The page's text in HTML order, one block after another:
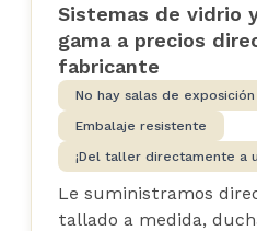
Sistemas de vidrio
gama a precios
fabricante
No hay salas de exposición
Embalaje resistente
¡Del taller directamente a
Le suministramos
tallado a medida,